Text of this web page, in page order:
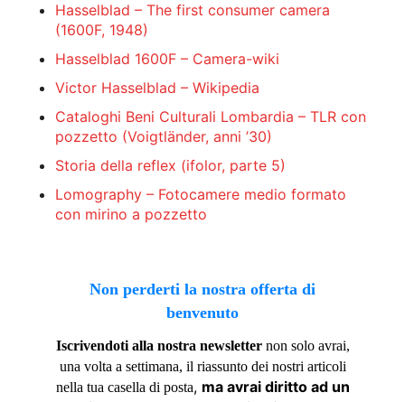
Hasselblad – The first consumer camera
(1600F, 1948)
Hasselblad 1600F – Camera-wiki
Victor Hasselblad – Wikipedia
Cataloghi Beni Culturali Lombardia – TLR con
pozzetto (Voigtländer, anni ’30)
Storia della reflex (ifolor, parte 5)
Lomography – Fotocamere medio formato
con mirino a pozzetto
Non perderti la nostra offerta di
benvenuto
Iscrivendoti alla nostra newsletternon solo avrai,
una volta a settimana, il riassunto dei nostri articoli
nella tua casella di posta, ma avrai diritto ad un